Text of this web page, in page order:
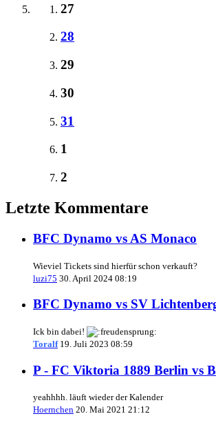
27
28
29
30
31
1
2
Letzte Kommentare
BFC Dynamo vs AS Monaco
Wieviel Tickets sind hierfür schon verkauft?
luzi75 30. April 2024 08:19
BFC Dynamo vs SV
Ick bin dabei!
Toralf 19. Juli 2023 08:59
P - FC Viktoria 1889 Berlin vs
yeahhhh. läuft wieder der Kalender
Hoernchen 20. Mai 2021 21:12